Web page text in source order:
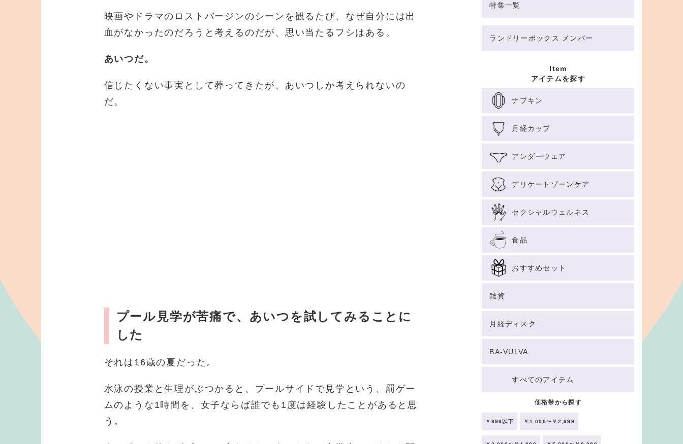
映画やドラマのロストバージンのシーンを観るたび、なぜ自分には出
血がなかったのだろうと考えるのだが、思い当たるフシはある。
あいつだ。
信じたくない事実として葬ってきたが、あいつしか考えられないの
だ。
プール見学が苦痛で、あいつを試してみることに
した
それは16歳の夏だった。
水泳の授業と生理がぶつかると、プールサイドで見学という、罰ゲー
ムのような1時間を、女子ならば誰でも1度は経験したことがあると思
う。
特集一覧
ランドリーボックス メンバー
Item
アイテムを探す
ナプキン
月経カップ
アンダーウェア
デリケートゾーンケア
セクシャルウェルネス
食品
おすすめセット
雑貨
月経ディスク
BA-VULVA
すべてのアイテム
価格帯から探す
￥999以下 ￥1,000〜￥2,999